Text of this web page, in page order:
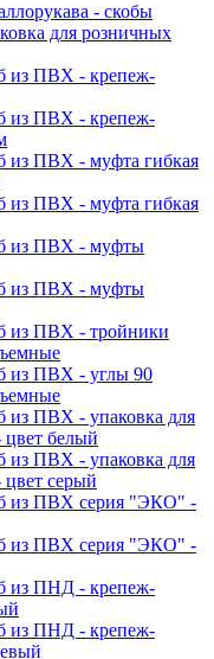
- скобы
для розничных
из ПВХ - крепеж-
из ПВХ - крепеж-
из ПВХ - муфта гибкая
из ПВХ - муфта гибкая
из ПВХ - муфты
из ПВХ - муфты
из ПВХ - тройники
из ПВХ - углы 90
из ПВХ - упаковка для
белый
из ПВХ - упаковка для
серый
из ПВХ серия "ЭКО" -
из ПВХ серия "ЭКО" -
из ПНД - крепеж-
из ПНД - крепеж-